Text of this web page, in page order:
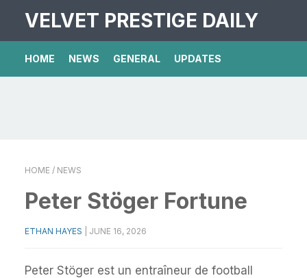
VELVET PRESTIGE DAILY
HOME NEWS GENERAL UPDATES
HOME / NEWS
Peter Stöger Fortune
ETHAN HAYES JUNE 16, 2026
Peter Stöger est un entraîneur de football